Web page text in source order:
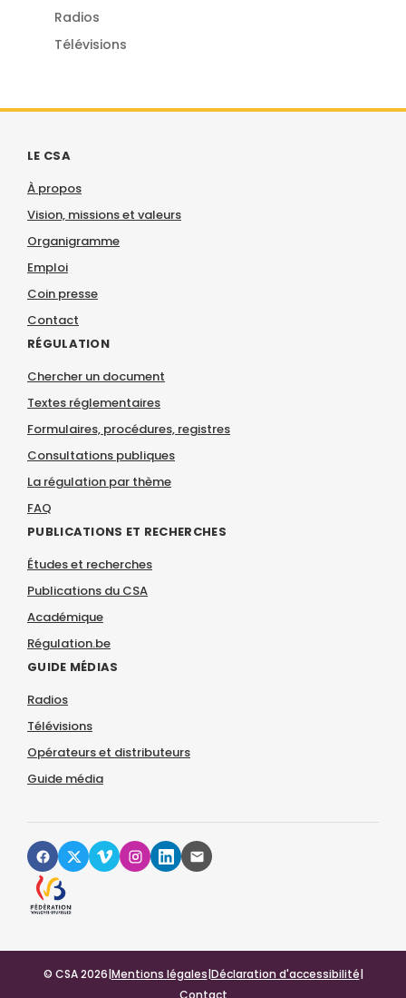
Radios
Télévisions
LE CSA
À propos
Vision, missions et valeurs
Organigramme
Emploi
Coin presse
Contact
RÉGULATION
Chercher un document
Textes réglementaires
Formulaires, procédures, registres
Consultations publiques
La régulation par thème
FAQ
PUBLICATIONS ET RECHERCHES
Études et recherches
Publications du CSA
Académique
Régulation.be
GUIDE MÉDIAS
Radios
Télévisions
Opérateurs et distributeurs
Guide média
© CSA 2026|Mentions légales|Déclaration d'accessibilité|
Contact